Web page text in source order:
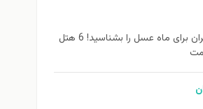
بهترین هتل تهران برای ماه عسل را بشناسید! 6 هتل